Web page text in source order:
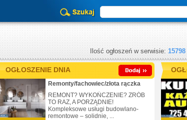
Ilość ogłoszeń w serwisie: 15798
OGŁOSZENIE DNIA
Remonty/fachowiec/złota rączka
REMONT? WYKOŃCZENIE? ZRÓB
TO RAZ, A PORZĄDNIE!
Kompleksowe usługi budowlano-
remontowe – solidnie, ...